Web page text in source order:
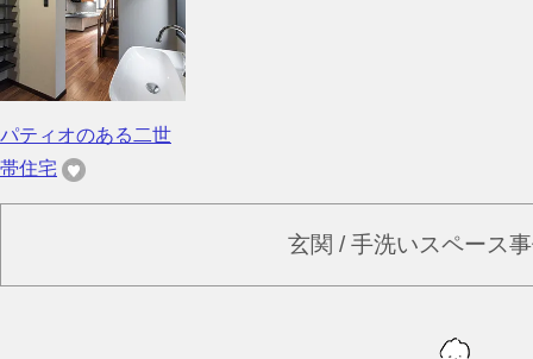
パティオのある二世
帯住宅
玄関 / 手洗いスペース